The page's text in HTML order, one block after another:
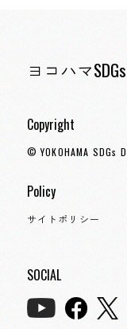
ヨコハマ
Copyright
© YOKOHAMA SDGs
Policy
サイトポリシー
SOCIAL